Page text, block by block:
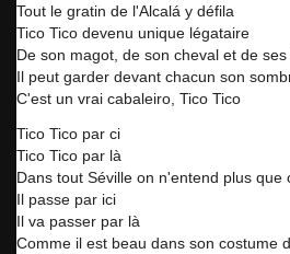
Tout le gratin de l'Alcalá y défila
Tico Tico devenu unique légataire
De son magot, de son cheval et de
Il peut garder devant chacun son
C'est un vrai cabaleiro, Tico Tico
Tico Tico par ci
Tico Tico par là
Dans tout Séville on n'entend plus que
Il passe par ici
Il va passer par là
Comme il est beau dans son costume